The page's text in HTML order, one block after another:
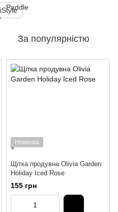
iStyle
За популярністю
Новинка
Щітка продувна Olivia Garden
Holiday Iced Rose
155 грн